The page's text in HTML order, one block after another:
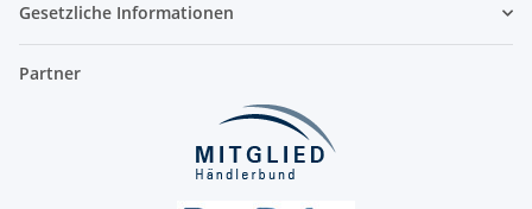
Gesetzliche Informationen
Partner